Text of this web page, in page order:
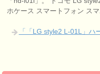
ホケース スマートフォン ス
「「LG style2 L-01L」ハ